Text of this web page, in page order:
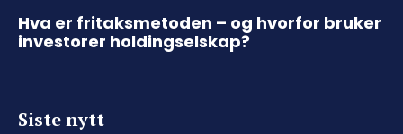
Hva er fritaksmetoden – og hvorfor bruker
investorer holdingselskap?
Siste nytt